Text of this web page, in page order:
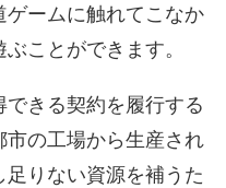
ゲームに触れてこなか
ことができます。
きる契約を履行する
の工場から生産され
りない資源を補うた